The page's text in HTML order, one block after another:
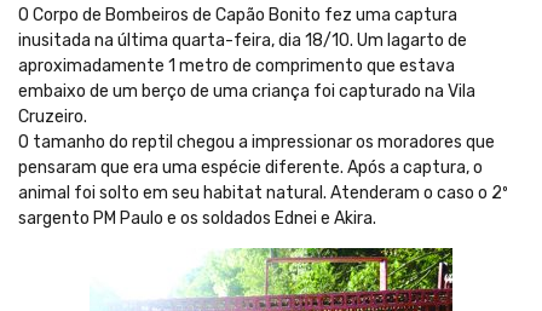
O Corpo de Bombeiros de Capão Bonito fez uma captura
inusitada na última quarta-feira, dia 18/10. Um lagarto de
aproximadamente 1 metro de comprimento que estava
embaixo de um berço de uma criança foi capturado na Vila
Cruzeiro.
O tamanho do reptil chegou a impressionar os moradores que
pensaram que era uma espécie diferente. Após a captura, o
animal foi solto em seu habitat natural. Atenderam o caso o 2º
sargento PM Paulo e os soldados Ednei e Akira.